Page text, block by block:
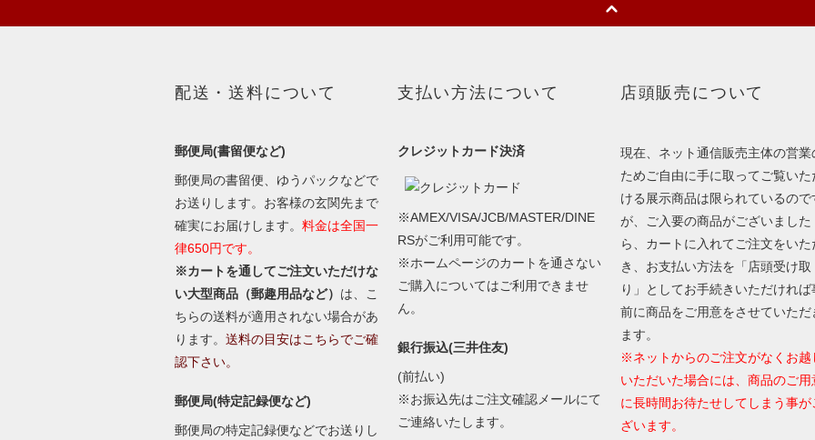
配送・送料について
郵便局(書留便など)
郵便局の書留便、ゆうパックなどで
お送りします。お客様の玄関先まで
確実にお届けします。 料金は全国一
律650円です。
※カートを通してご注文いただけな
い大型商品（郵趣用品など） は、こ
ちらの送料が適用されない場合があ
ります。 送料の目安はこちらでご確
認下さい。
郵便局(特定記録便など)
郵便局の特定記録便などでお送りし
支払い方法について
クレジットカード決済
※AMEX/VISA/JCB/MASTER/DINE
RSがご利用可能です。
※ホームページのカートを通さない
ご購入についてはご利用できませ
ん。
銀行振込(三井住友)
(前払い)
※お振込先はご注文確認メールにて
ご連絡いたします。
店頭販売について
現在、ネット通信販売主体の営業
ためご自由に手に取ってご覧いた
ける展示商品は限られているので
が、ご入要の商品がございました
ら、カートに入れてご注文をいた
き、お支払い方法を「店頭受け取
り」としてお手続きいただければ
前に商品をご用意をさせていただ
ます。
※ネットからのご注文がなくお越
いただいた場合には、商品のご用
に長時間お待たせしてしまう事が
ざいます。